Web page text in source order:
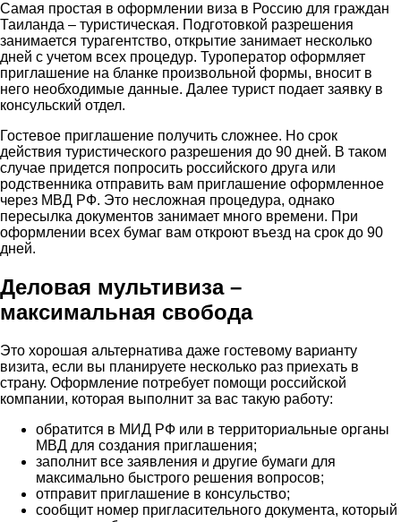
Самая простая в оформлении виза в Россию для граждан
Таиланда – туристическая. Подготовкой разрешения
занимается турагентство, открытие занимает несколько
дней с учетом всех процедур. Туроператор оформляет
приглашение на бланке произвольной формы, вносит в
него необходимые данные. Далее турист подает заявку в
консульский отдел.
Гостевое приглашение получить сложнее. Но срок
действия туристического разрешения до 90 дней. В таком
случае придется попросить российского друга или
родственника отправить вам приглашение оформленное
через МВД РФ. Это несложная процедура, однако
пересылка документов занимает много времени. При
оформлении всех бумаг вам откроют въезд на срок до 90
дней.
Деловая мультивиза –
максимальная свобода
Это хорошая альтернатива даже гостевому варианту
визита, если вы планируете несколько раз приехать в
страну. Оформление потребует помощи российской
компании, которая выполнит за вас такую работу:
обратится в МИД РФ или в территориальные органы
МВД для создания приглашения;
заполнит все заявления и другие бумаги для
максимально быстрого решения вопросов;
отправит приглашение в консульство;
сообщит номер пригласительного документа, который